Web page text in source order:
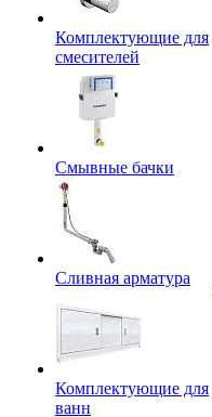
Комплектующие для
смесителей
Смывные бачки
Сливная арматура
Комплектующие для
ванн